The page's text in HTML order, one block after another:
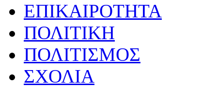
ΕΠΙΚΑΙΡΟΤΗΤΑ
ΠΟΛΙΤΙΚΗ
ΠΟΛΙΤΙΣΜΟΣ
ΣΧΟΛΙΑ